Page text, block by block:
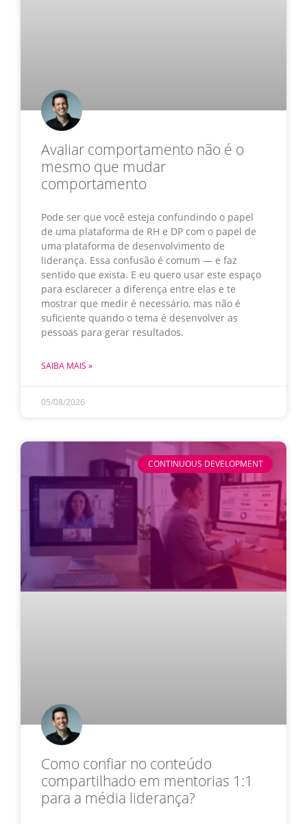
Avaliar comportamento não é o
mesmo que mudar
comportamento
Pode ser que você esteja confundindo o papel
de uma plataforma de RH e DP com o papel de
uma plataforma de desenvolvimento de
liderança. Essa confusão é comum — e faz
sentido que exista. E eu quero usar este espaço
para esclarecer a diferença entre elas e te
mostrar que medir é necessário, mas não é
suficiente quando o tema é desenvolver as
pessoas para gerar resultados.
SAIBA MAIS »
05/08/2026
CONTINUOUS DEVELOPMENT
Como confiar no conteúdo
compartilhado em mentorias 1:1
para a média liderança?